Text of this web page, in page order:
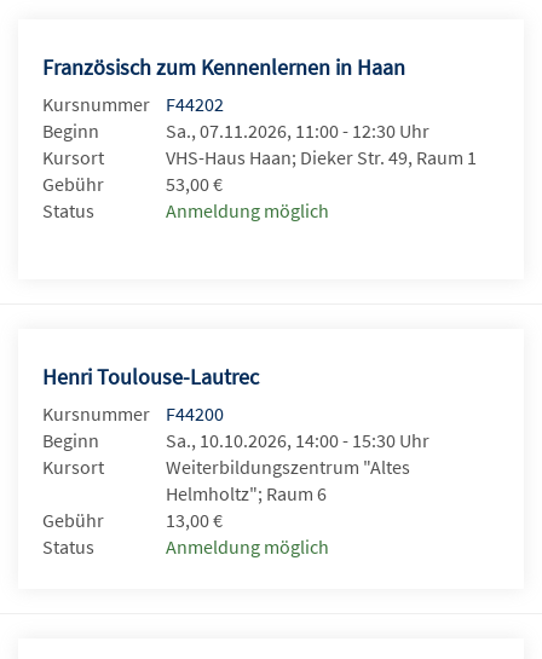
Französisch zum Kennenlernen in Haan
Kursnummer
F44202
Beginn
Sa., 07.11.2026, 11:00 - 12:30 Uhr
Kursort
VHS-Haus Haan; Dieker Str. 49, Raum 1
Gebühr
53,00 €
Status
Anmeldung möglich
Henri Toulouse-Lautrec
Kursnummer
F44200
Beginn
Sa., 10.10.2026, 14:00 - 15:30 Uhr
Kursort
Weiterbildungszentrum "Altes
Helmholtz"; Raum 6
Gebühr
13,00 €
Status
Anmeldung möglich